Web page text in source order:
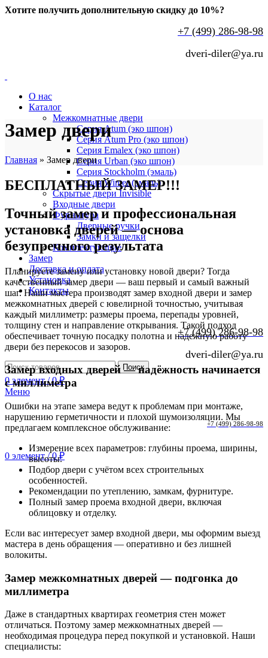
Хотите получить дополнительную скидку до 10%?
+7 (499) 286-98-98
dveri-diler@ya.ru
О нас
Каталог
Межкомнатные двери
Серия Atum (эко шпон)
Серия Atum Pro (эко шпон)
Серия Emalex (эко шпон)
Серия Urban (эко шпон)
Серия Stockholm (эмаль)
Серия Winter (эмаль)
Скрытые двери Invisible
Входные двери
Фурнитура
Дверные ручки
Замки и защелки
Комплектующие
Замер
Доставка и оплата
Установка
Контакты
+7 (499) 286-98-98
dveri-diler@ya.ru
Поиск
0 элемент / 0₽
Меню
+7 (499) 286-98-98
0 элемент / 0₽
Замер двери
Главная » Замер двери
БЕСПЛАТНЫЙ ЗАМЕР!!!
Точный замер и профессиональная
установка дверей — основа
безупречного результата
Планируете замену или установку новой двери? Тогда
качественный замер двери — ваш первый и самый важный
шаг. Наши мастера производят замер входной двери и замер
межкомнатных дверей с ювелирной точностью, учитывая
каждый миллиметр: размеры проема, перепады уровней,
толщину стен и направление открывания. Такой подход
обеспечивает точную посадку полотна и надежную работу
двери без перекосов и зазоров.
Замер входных дверей — надёжность начинается
с миллиметра
Ошибки на этапе замера ведут к проблемам при монтаже,
нарушению герметичности и плохой шумоизоляции. Мы
предлагаем комплексное обслуживание:
Измерение всех параметров: глубины проема, ширины,
высоты.
Подбор двери с учётом всех строительных
особенностей.
Рекомендации по утеплению, замкам, фурнитуре.
Полный замер проема входной двери, включая
облицовку и отделку.
Если вас интересует замер входной двери, мы оформим выезд
мастера в день обращения — оперативно и без лишней
волокиты.
Замер межкомнатных дверей — подгонка до
миллиметра
Даже в стандартных квартирах геометрия стен может
отличаться. Поэтому замер межкомнатных дверей —
необходимая процедура перед покупкой и установкой. Наши
специалисты: